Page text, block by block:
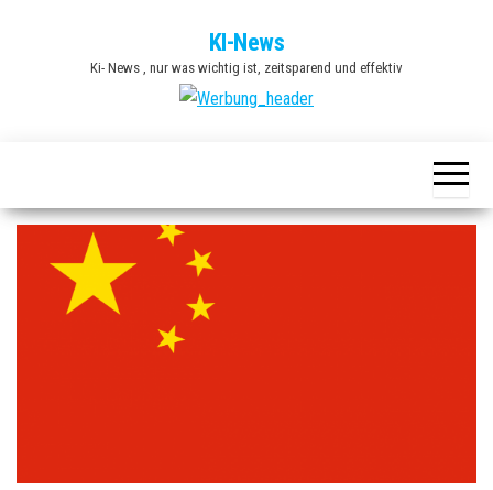
KI-News
Ki- News , nur was wichtig ist, zeitsparend und effektiv